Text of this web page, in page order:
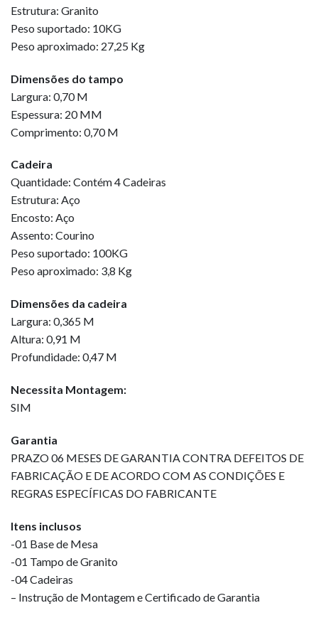
Estrutura: Granito
Peso suportado: 10KG
Peso aproximado: 27,25 Kg
Dimensões do tampo
Largura: 0,70 M
Espessura: 20 MM
Comprimento: 0,70 M
Cadeira
Quantidade: Contém 4 Cadeiras
Estrutura: Aço
Encosto: Aço
Assento: Courino
Peso suportado: 100KG
Peso aproximado: 3,8 Kg
Dimensões da cadeira
Largura: 0,365 M
Altura: 0,91 M
Profundidade: 0,47 M
Necessita Montagem:
SIM
Garantia
PRAZO 06 MESES DE GARANTIA CONTRA DEFEITOS DE
FABRICAÇÃO E DE ACORDO COM AS CONDIÇÕES E
REGRAS ESPECÍFICAS DO FABRICANTE
Itens inclusos
-01 Base de Mesa
-01 Tampo de Granito
-04 Cadeiras
– Instrução de Montagem e Certificado de Garantia